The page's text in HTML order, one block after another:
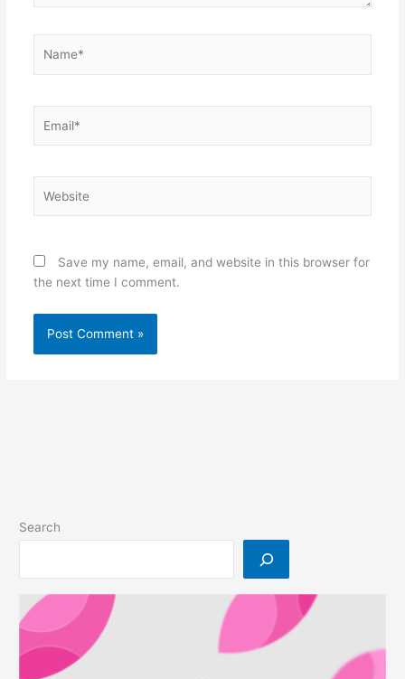
Save my name, email, and website in this browser for
the next time I comment.
Search